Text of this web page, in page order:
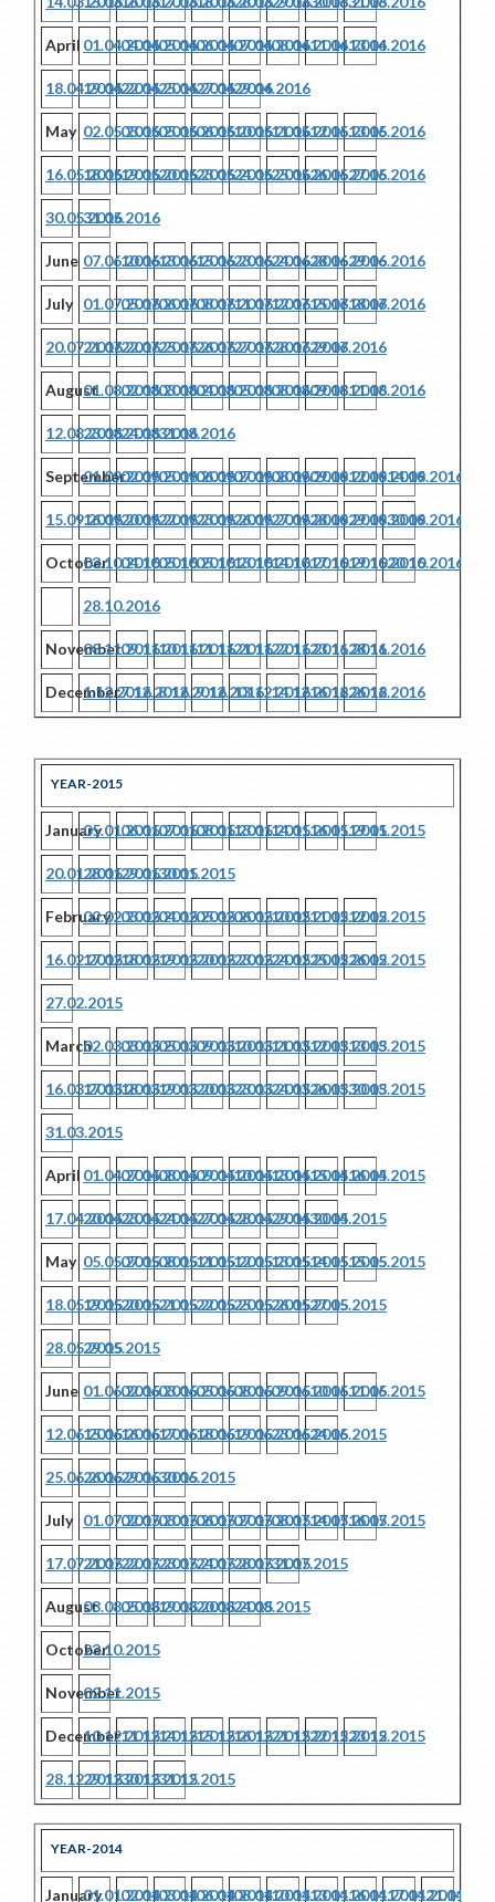
April 01.04.201604.04.201605.04.201606.04.201607.04.201608.04.201611.04.201613.04.2016
18.04.201619.04.201622.04.201625.04.201627.04.201629.04.2016
May 02.05.201603.05.201605.05.201606.05.201610.05.201611.05.201612.05.201613.05.2016
16.05.201618.05.201619.05.201620.05.201623.05.201624.05.201625.05.201626.05.201627.05.2016
30.05.201631.05.2016
June 07.06.201610.06.201613.06.201615.06.201623.06.201624.06.201628.06.201629.06.2016
July 01.07.201605.07.201606.07.201608.07.201611.07.201612.07.201615.07.201618.07.2016
20.07.201621.07.201622.07.201625.07.201626.07.201627.07.201628.07.201629.07.2016
August01.08.201602.08.201603.08.201604.08.201605.08.201608.08.201609.08.201611.08.2016
12.08.201623.08.201624.08.201631.08.2016
September
01.09.201602.09.201605.09.201606.09.201607.09.201608.09.201609.09.201612.09.201614.09.2016
15.09.201616.09.201620.09.201622.09.201623.09.201626.09.201627.09.201628.09.201629.09.201630.09.2016
October03.10.201604.10.201605.10.201605.10.201613.10.201614.10.201617.10.201619.10.201620.10.2016
28.10.2016
November08.11.201609.11.201610.11.201611.11.201621.11.201622.11.201623.11.201628.11.2016
December
1.12.20167.12.20168.12.20169.12.201613.12.201614.12.201616.12.201626.12.2016
YEAR-2015
January05.01.201506.01.201507.01.201508.01.201513.01.201514.01.201516.01.201519.01.2015
20.01.201528.01.201529.01.201530.01.2015
February02.02.201503.02.201504.02.201505.02.201506.02.201510.02.201511.02.201512.02.2015
16.02.201517.02.201518.02.201519.02.201520.02.201523.02.201524.02.201525.02.201526.02.2015
27.02.2015
March02.03.201503.03.201505.03.201509.03.201510.03.201511.03.201512.03.201513.03.2015
16.03.201517.03.201518.03.201519.03.201520.03.201523.03.201524.03.201526.03.201530.03.2015
31.03.2015
April 01.04.201507.04.201508.04.201509.04.201510.04.201513.04.201515.04.201516.04.2015
17.04.201520.04.201523.04.201524.04.201527.04.201528.04.201529.04.201530.04.2015
May 05.05.201507.05.201508.05.201511.05.201512.05.201513.05.201514.05.201515.05.2015
18.05.201519.05.201520.05.201521.05.201522.05.201525.05.201526.05.201527.05.2015
28.05.201529.05.2015
June 01.06.201502.06.201503.06.201505.06.201508.06.201509.06.201510.06.201511.06.2015
12.06.201515.06.201516.06.201517.06.201518.06.201519.06.201523.06.201524.06.2015
25.06.201526.06.201529.06.201530.06.2015
July 01.07.201502.07.201503.07.201506.07.201507.07.201508.07.201514.07.201516.07.2015
17.07.201521.07.201522.07.201523.07.201524.07.201528.07.201531.07.2015
August03.08.201505.08.201519.08.201520.08.201524.08.2015
October23.10.2015
November02.11.2015
December10.12.201511.12.201514.12.201515.12.201516.12.201521.12.201522.12.201523.12.2015
28.12.201529.12.201530.12.201531.12.2015
YEAR-2014
January01.01.201402.01.201403.01.201406.01.201408.01.201410.01.201413.01.201416.01.201417.01.2014